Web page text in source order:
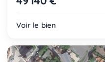
Voir le bien